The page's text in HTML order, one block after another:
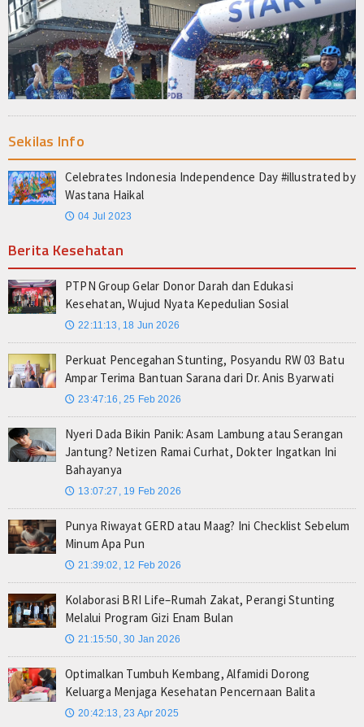
Sekilas Info
Celebrates Indonesia Independence Day #illustrated by
Wastana Haikal
🕔 04 Jul 2023
Berita Kesehatan
PTPN Group Gelar Donor Darah dan Edukasi
Kesehatan, Wujud Nyata Kepedulian Sosial
🕔 22:11:13, 18 Jun 2026
Perkuat Pencegahan Stunting, Posyandu RW 03 Batu
Ampar Terima Bantuan Sarana dari Dr. Anis Byarwati
🕔 23:47:16, 25 Feb 2026
Nyeri Dada Bikin Panik: Asam Lambung atau Serangan
Jantung? Netizen Ramai Curhat, Dokter Ingatkan Ini
Bahayanya
🕔 13:07:27, 19 Feb 2026
Punya Riwayat GERD atau Maag? Ini Checklist Sebelum
Minum Apa Pun
🕔 21:39:02, 12 Feb 2026
Kolaborasi BRI Life–Rumah Zakat, Perangi Stunting
Melalui Program Gizi Enam Bulan
🕔 21:15:50, 30 Jan 2026
Optimalkan Tumbuh Kembang, Alfamidi Dorong
Keluarga Menjaga Kesehatan Pencernaan Balita
🕔 20:42:13, 23 Apr 2025